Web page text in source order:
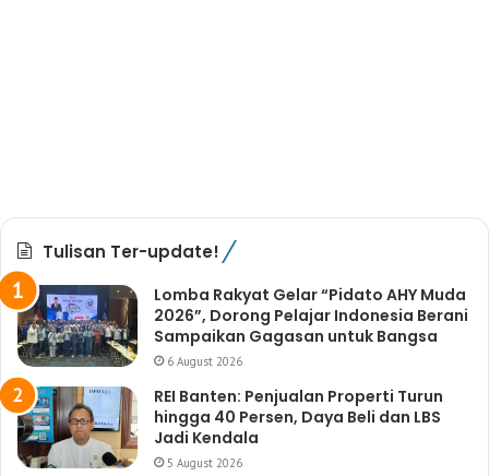
Tulisan Ter-update!
Lomba Rakyat Gelar “Pidato AHY Muda
2026”, Dorong Pelajar Indonesia Berani
Sampaikan Gagasan untuk Bangsa
6 August 2026
REI Banten: Penjualan Properti Turun
hingga 40 Persen, Daya Beli dan LBS
Jadi Kendala
5 August 2026